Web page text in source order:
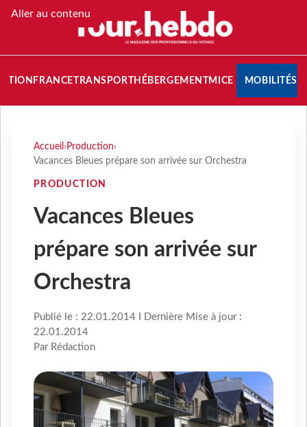
Aller au contenu
FRANCETRANSPORT HÉBERGEMENTMICE MOBILITÉS
Accueil › Production›
Vacances Bleues prépare son arrivée sur Orchestra
PRODUCTION
Vacances Bleues
prépare son arrivée sur
Orchestra
Publié le : 22.01.2014 I Dernière Mise à jour :
22.01.2014
Par Rédaction